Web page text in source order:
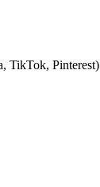
TikTok, Pinterest)